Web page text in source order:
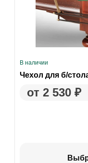
В наличии
Чехол для б/
от 2 530 ₽